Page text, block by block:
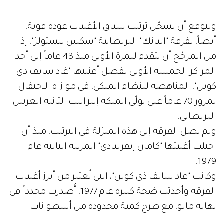
ويتوقع أن يسجّل ترتيب سباق الأغنيات عودة قوية،
أيضاً، لفرقة "البانك" البريطانية "سكس بيستولز"، إذ
من المرجّح أن تتقدم للمرة الأولى منذ 43 عاماً إلى أحد
المراكز الخمسة الأولى بفضل أغنيتها "غاد سايف ذي
كوين"، المناهضة للنظام الملكي، في موازاة الاحتفال
بمرور 70 عاماً على تولّي الملكة إليزابيث الثانية العرش
البريطاني.
ولم تصل الفرقة إلى هذه المنزلة في الترتيب، منذ أن
احتلت أغنيتها "كامان إيفريبادي" المرتبة الثالثة عام
1979.
وكانت "غاد سايف ذي كوين"، التي تُعتبر من أبرز أغنيات
الفرقة وأحدثت ضجة كبيرة عام 1977، أُصدرت مجدداً في
نهاية مايو، مع طرح كمية محدودة من أسطوانات